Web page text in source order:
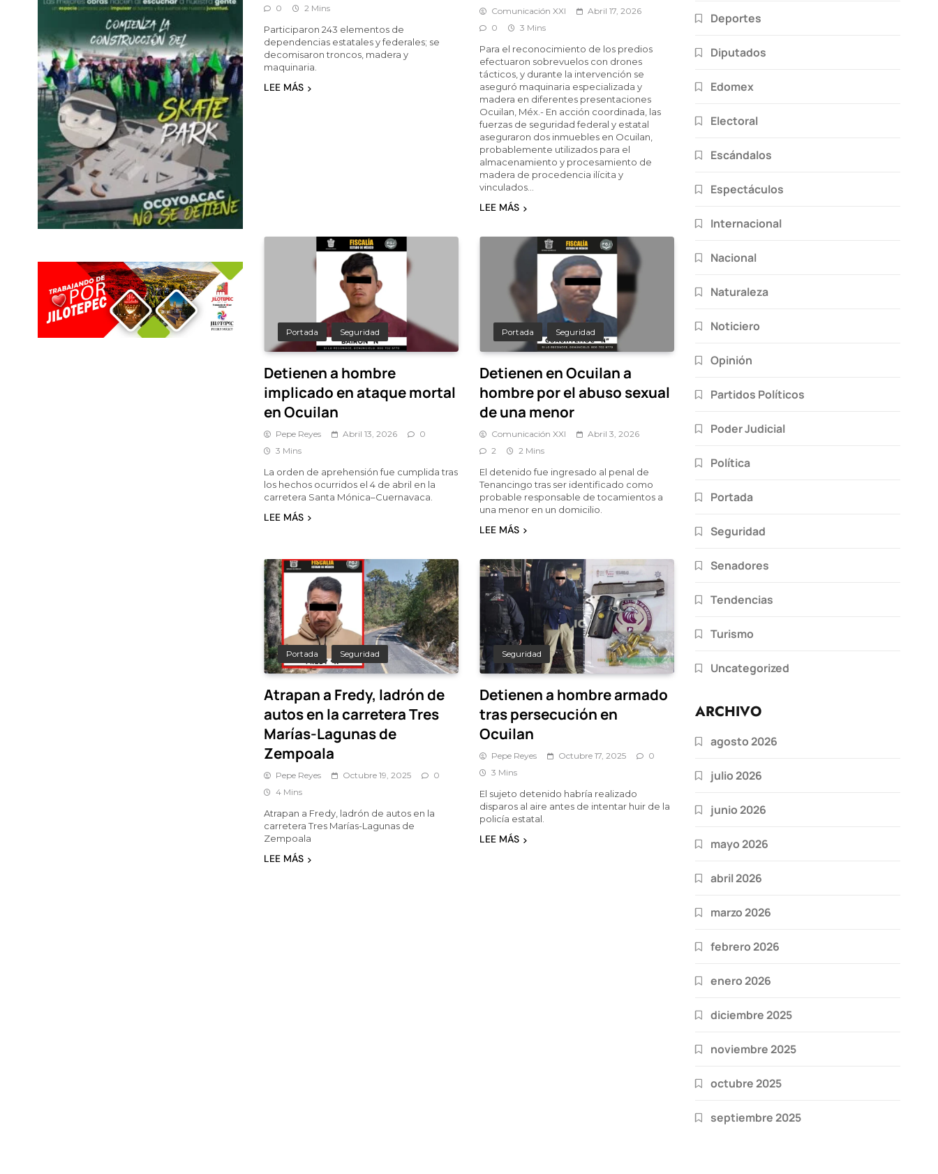
0
2 Mins
Participaron 243 elementos de
dependencias estatales y federales; se
decomisaron troncos, madera y
maquinaria.
LEE MÁS
Comunicación XXI
Abril 17, 2026
0
3 Mins
Para el reconocimiento de los predios
efectuaron sobrevuelos con drones
tácticos, y durante la intervención se
aseguró maquinaria especializada y
madera en diferentes presentaciones
Ocuilan, Méx.- En acción coordinada, las
fuerzas de seguridad federal y estatal
aseguraron dos inmuebles en Ocuilan,
probablemente utilizados para el
almacenamiento y procesamiento de
madera de procedencia ilícita y
vinculados…
LEE MÁS
Portada Seguridad
Detienen a hombre
implicado en ataque mortal
en Ocuilan
Pepe Reyes Abril 13, 2026
0
3 Mins
La orden de aprehensión fue cumplida tras
los hechos ocurridos el 4 de abril en la
carretera Santa Mónica–Cuernavaca.
LEE MÁS
Portada Seguridad
Detienen en Ocuilan a
hombre por el abuso sexual
de una menor
Comunicación XXI
Abril 3, 2026
2
2 Mins
El detenido fue ingresado al penal de
Tenancingo tras ser identificado como
probable responsable de tocamientos a
una menor en un domicilio.
LEE MÁS
Portada Seguridad
Atrapan a Fredy, ladrón de
autos en la carretera Tres
Marías-Lagunas de
Zempoala
Pepe Reyes Octubre 19, 2025
0
4 Mins
Atrapan a Fredy, ladrón de autos en la
carretera Tres Marías-Lagunas de
Zempoala
LEE MÁS
Seguridad
Detienen a hombre armado
tras persecución en
Ocuilan
Pepe Reyes Octubre 17, 2025
0
3 Mins
El sujeto detenido habría realizado
disparos al aire antes de intentar huir de la
policía estatal.
LEE MÁS
Deportes
Diputados
Edomex
Electoral
Escándalos
Espectáculos
Internacional
Nacional
Naturaleza
Noticiero
Opinión
Partidos Políticos
Poder Judicial
Política
Portada
Seguridad
Senadores
Tendencias
Turismo
Uncategorized
ARCHIVO
agosto 2026
julio 2026
junio 2026
mayo 2026
abril 2026
marzo 2026
febrero 2026
enero 2026
diciembre 2025
noviembre 2025
octubre 2025
septiembre 2025